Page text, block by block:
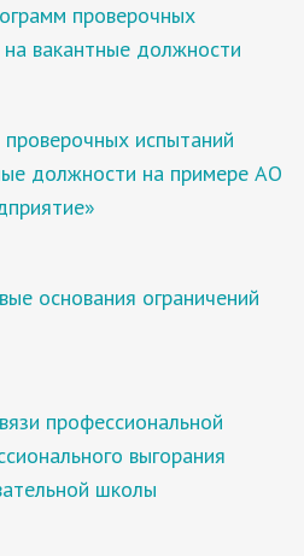
проверочных
вакантные должности
испытаний
должности на примере АО
основания ограничений
профессиональной
выгорания
школы